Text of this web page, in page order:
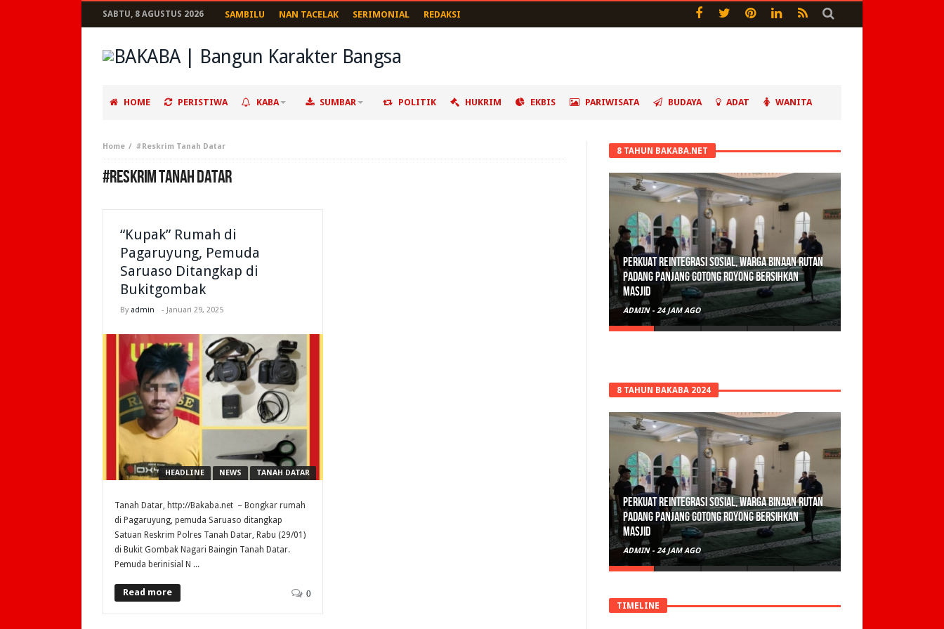
SABTU, 8 AGUSTUS 2026 SAMBILU NAN TACELAK SERIMONIAL REDAKSI
HOME PERISTIWA KABA SUMBAR POLITIK HUKRIM EKBIS PARIWISATA BUDAYA ADAT WANITA
Home #Reskrim Tanah Datar
#RESKRIM TANAH DATAR
“Kupak” Rumah di
Pagaruyung, Pemuda
Saruaso Ditangkap di
Bukitgombak
By admin - Januari 29, 2025
HEADLINE NEWS TANAH DATAR
Tanah Datar, http://Bakaba.net – Bongkar rumah
di Pagaruyung, pemuda Saruaso ditangkap
Satuan Reskrim Polres Tanah Datar, Rabu (29/01)
di Bukit Gombak Nagari Baingin Tanah Datar.
Pemuda berinisial N ...
Read more 0
8 TAHUN BAKABA.NET
Perkuat Reintegrasi Sosial, Warga Binaan Rutan
Padang Panjang Gotong Royong Bersihkan
Masjid
ADMIN - 24 JAM AGO
8 TAHUN BAKABA 2024
Perkuat Reintegrasi Sosial, Warga Binaan Rutan
Padang Panjang Gotong Royong Bersihkan
Masjid
ADMIN - 24 JAM AGO
TIMELINE